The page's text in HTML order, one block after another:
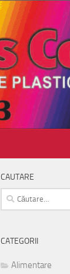
CAUTARE
Caută
după:
CATEGORII
Alimentare